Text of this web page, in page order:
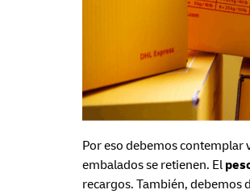
Por eso debemos contemplar
embalados se retienen. El
recargos. También, debemos